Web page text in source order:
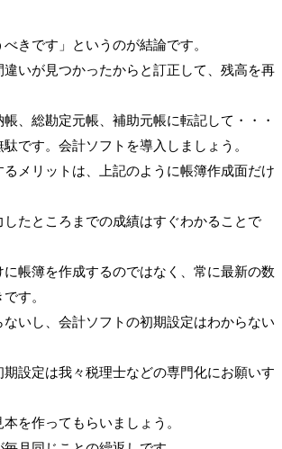
べきです」というのが結論です。
いが見つかったからと訂正して、残高を再
、総勘定元帳、補助元帳に転記して・・・
です。会計ソフトを導入しましょう。
メリットは、上記のように帳簿作成面だけ
たところまでの成績はすぐわかることで
帳簿を作成するのではなく、常に最新の数
す。
ないし、会計ソフトの初期設定はわからない
設定は我々税理士などの専門化にお願いす
を作ってもらいましょう。